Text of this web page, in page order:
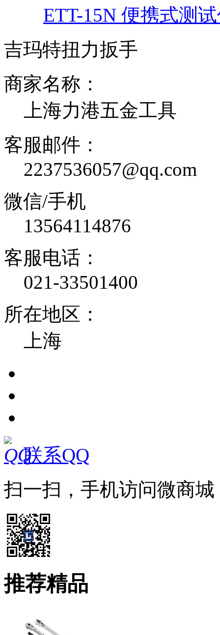
ETT-15N 便携式测
吉玛特扭力扳手
商家名称：
上海力港五金工具
客服邮件：
2237536057@qq.com
微信/手机
13564114876
客服电话：
021-33501400
所在地区：
上海
联系QQ
扫一扫，手机访问微商城
推荐精品